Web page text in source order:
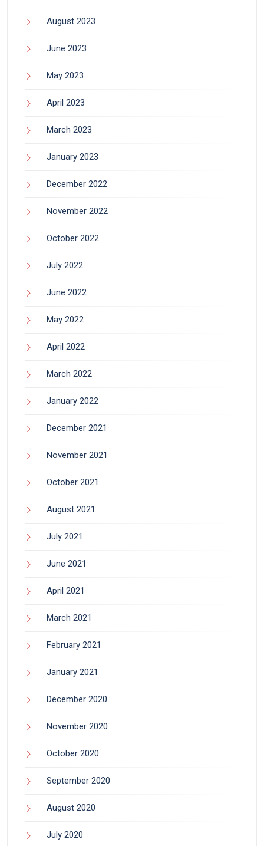
August 2023
June 2023
May 2023
April 2023
March 2023
January 2023
December 2022
November 2022
October 2022
July 2022
June 2022
May 2022
April 2022
March 2022
January 2022
December 2021
November 2021
October 2021
August 2021
July 2021
June 2021
April 2021
March 2021
February 2021
January 2021
December 2020
November 2020
October 2020
September 2020
August 2020
July 2020